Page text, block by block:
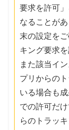
要求を許可
なることが
末の設定を
キング要求
また該当イ
プリからの
いる場合も
での許可だ
らのトラッ